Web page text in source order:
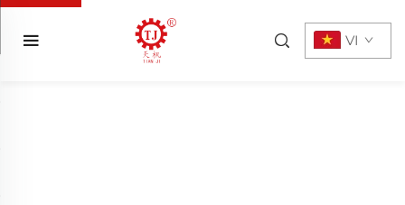
VI